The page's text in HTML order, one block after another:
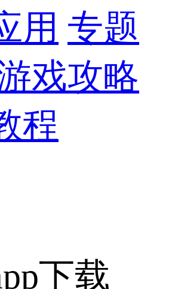
用 专题
戏攻略
程
下载